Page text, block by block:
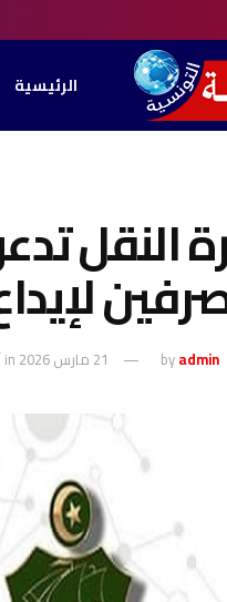
الرئيسية
byadmin 21 مارس 2026 in